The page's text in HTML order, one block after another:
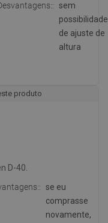
sem
possibilidade
de ajuste de
altura
produto
D-40.
se eu
comprasse
novamente,